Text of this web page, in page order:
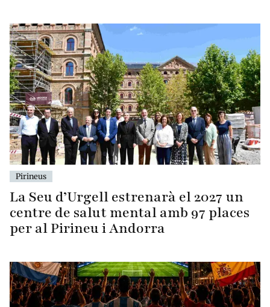
Pirineus
La Seu d’Urgell estrenarà el 2027 un
centre de salut mental amb 97 places
per al Pirineu i Andorra